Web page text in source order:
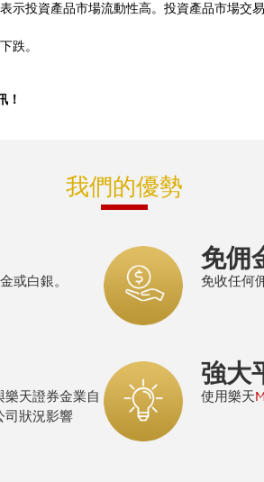
示投資產品市場流動性高。投資產品市場
跌。
！
我們的優勢
或白銀。
免佣
免收任何
天證券金業自
司狀況影響
強大
使用樂天